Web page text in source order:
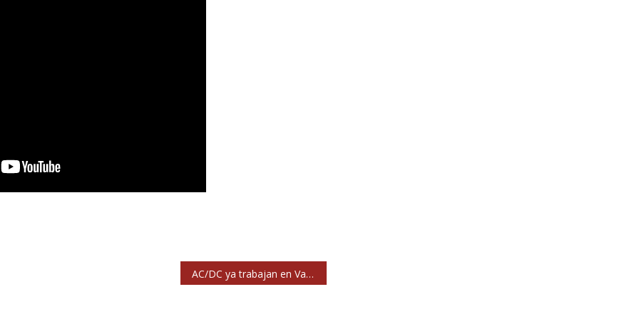
AC/DC ya trabajan en Vancouver en su nuevo álbum